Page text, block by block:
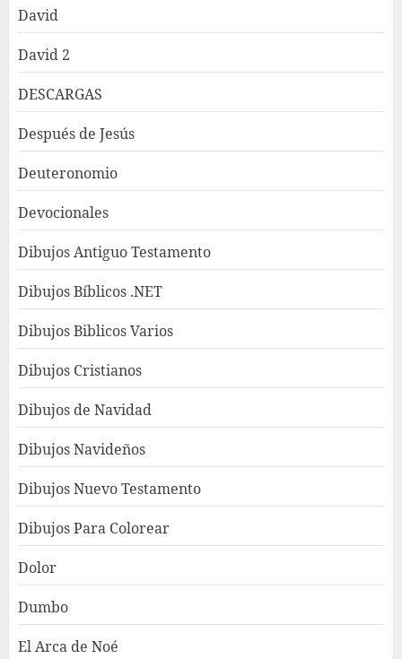
David
David 2
DESCARGAS
Después de Jesús
Deuteronomio
Devocionales
Dibujos Antiguo Testamento
Dibujos Bíblicos .NET
Dibujos Biblicos Varios
Dibujos Cristianos
Dibujos de Navidad
Dibujos Navideños
Dibujos Nuevo Testamento
Dibujos Para Colorear
Dolor
Dumbo
El Arca de Noé